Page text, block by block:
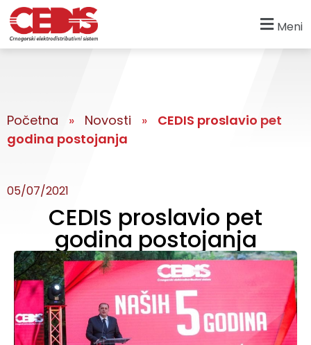
Meni
Početna » Novosti »
CEDIS proslavio pet
godina postojanja
05/07/2021
CEDIS proslavio pet
godina postojanja